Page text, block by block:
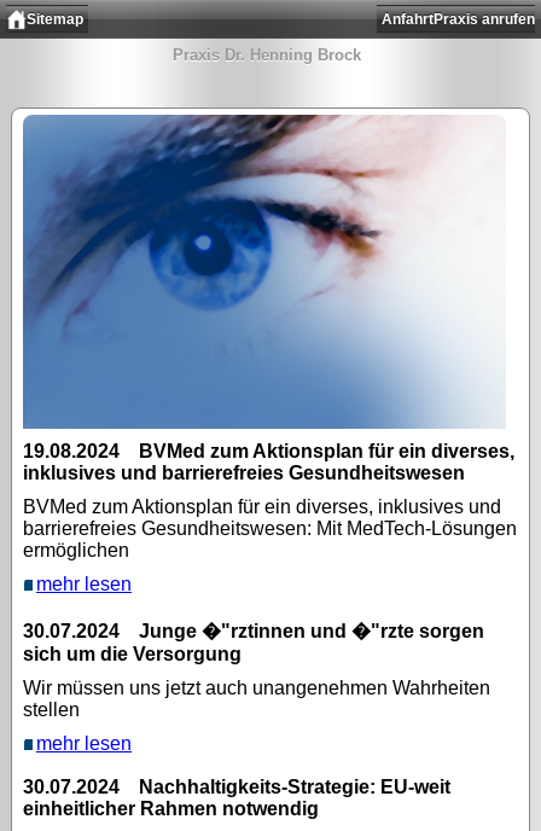
Sitemap Praxis anrufen
Anfahrt
Praxis Dr. Henning Brock
19.08.2024 BVMed zum Aktionsplan für ein diverses,
inklusives und barrierefreies Gesundheitswesen
BVMed zum Aktionsplan für ein diverses, inklusives und
barrierefreies Gesundheitswesen: Mit MedTech-Lösungen
ermöglichen
mehr lesen
30.07.2024 Junge �"rztinnen und �"rzte sorgen
sich um die Versorgung
Wir müssen uns jetzt auch unangenehmen Wahrheiten
stellen
mehr lesen
30.07.2024 Nachhaltigkeits-Strategie: EU-weit
einheitlicher Rahmen notwendig